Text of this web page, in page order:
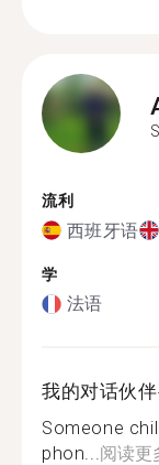
流利
西班牙语
学
法语
我的对话伙
Someone
phon...阅读更